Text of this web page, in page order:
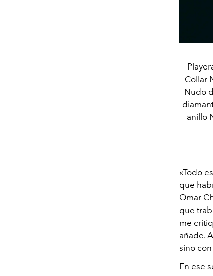
Collar
Nudo
anillo
«Todo
que
Omar
que
me
añade.
sino
En ese